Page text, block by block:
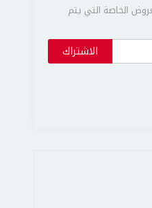
الخاصة التي يتم
الاشتراك